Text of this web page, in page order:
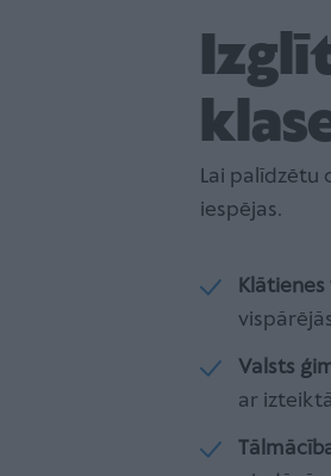
Lai palīdzētu
iespējas.
Klātienes
Valsts
ar